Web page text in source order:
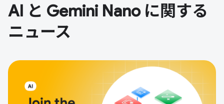
AI と Gemini Nano に関する
ニュース